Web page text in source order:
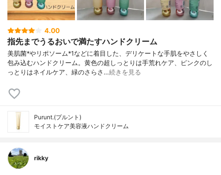
4.00
指先までうるおいで満たすハンドクリーム
美肌菌*やリポソーム*1などに着目した、デリケートな手肌をやさしく
包み込むハンドクリーム。黄色の超しっとりは手荒れケア、ピンクのし
っとりはネイルケア、緑のさらさ…続きを見る
Purunt.(プルント)
モイストケア美容液ハンドクリーム
rikky